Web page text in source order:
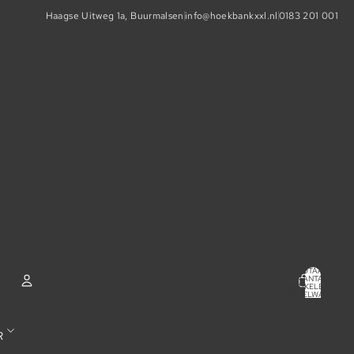
Haagse Uitweg 1a, Buurmalseninfo@hoekbankxxl.nl0183 201 001
TOTAAL
AANTAL
ARTIKELEN IN
WINKELWAGEN: